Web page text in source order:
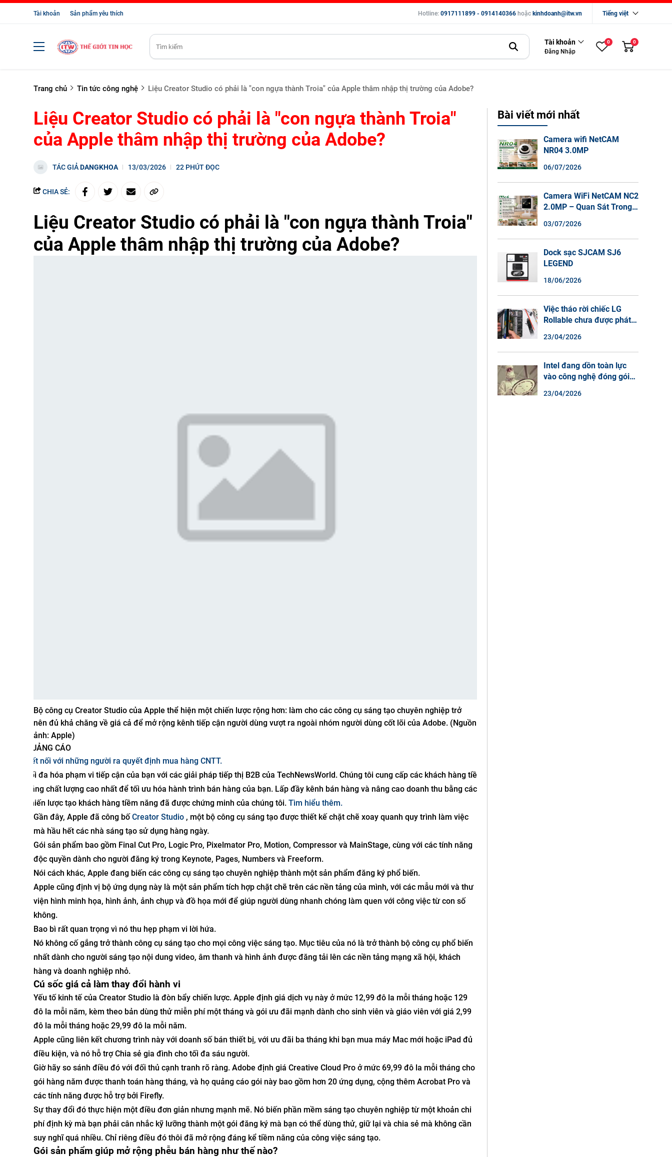
Tài khoản Sản phẩm yêu thích Hotline: 0917111899 - 0914140366 hoặc kinhdoanh@itw.vn Tiếng việt
Tài khoản
Đăng Nhập
0 0
Trang chủ Tin tức công nghệ Liệu Creator Studio có phải là "con ngựa thành Troia" của Apple thâm nhập thị trường của Adobe?
Liệu Creator Studio có phải là "con ngựa thành Troia"
của Apple thâm nhập thị trường của Adobe?
TÁC GIẢDANGKHOA 13/03/2026 22 PHÚT ĐỌC
CHIA SẺ:
Liệu Creator Studio có phải là "con ngựa thành Troia"
của Apple thâm nhập thị trường của Adobe?
Bộ công cụ Creator Studio của Apple thể hiện một chiến lược rộng hơn: làm cho các công cụ sáng tạo chuyên nghiệp trở
nên đủ khả chăng về giá cả để mở rộng kênh tiếp cận người dùng vượt ra ngoài nhóm người dùng cốt lõi của Adobe. (Nguồn
ảnh: Apple)
QUẢNG CÁO
Kết nối với những người ra quyết định mua hàng CNTT.
Tối đa hóa phạm vi tiếp cận của bạn với các giải pháp tiếp thị B2B của TechNewsWorld. Chúng tôi cung cấp các khách hàng tiềm
năng chất lượng cao nhất để tối ưu hóa hành trình bán hàng của bạn. Lấp đầy kênh bán hàng và nâng cao doanh thu bằng các
chiến lược tạo khách hàng tiềm năng đã được chứng minh của chúng tôi. Tìm hiểu thêm.
Gần đây, Apple đã công bốCreator Studio , một bộ công cụ sáng tạo được thiết kế chặt chẽ xoay quanh quy trình làm việc
mà hầu hết các nhà sáng tạo sử dụng hàng ngày.
Gói sản phẩm bao gồm Final Cut Pro, Logic Pro, Pixelmator Pro, Motion, Compressor và MainStage, cùng với các tính năng
độc quyền dành cho người đăng ký trong Keynote, Pages, Numbers và Freeform.
Nói cách khác, Apple đang biến các công cụ sáng tạo chuyên nghiệp thành một sản phẩm đăng ký phổ biến.
Apple cũng định vị bộ ứng dụng này là một sản phẩm tích hợp chặt chẽ trên các nền tảng của mình, với các mẫu mới và thư
viện hình minh họa, hình ảnh, ảnh chụp và đồ họa mới để giúp người dùng nhanh chóng làm quen với công việc từ con số
không.
Bao bì rất quan trọng vì nó thu hẹp phạm vi lời hứa.
Nó không cố gắng trở thành công cụ sáng tạo cho mọi công việc sáng tạo. Mục tiêu của nó là trở thành bộ công cụ phổ biến
nhất dành cho người sáng tạo nội dung video, âm thanh và hình ảnh được đăng tải lên các nền tảng mạng xã hội, khách
hàng và doanh nghiệp nhỏ.
Cú sốc giá cả làm thay đổi hành vi
Yếu tố kinh tế của Creator Studio là đòn bẩy chiến lược. Apple định giá dịch vụ này ở mức 12,99 đô la mỗi tháng hoặc 129
đô la mỗi năm, kèm theo bản dùng thử miễn phí một tháng và gói ưu đãi mạnh dành cho sinh viên và giáo viên với giá 2,99
đô la mỗi tháng hoặc 29,99 đô la mỗi năm.
Apple cũng liên kết chương trình này với doanh số bán thiết bị, với ưu đãi ba tháng khi bạn mua máy Mac mới hoặc iPad đủ
điều kiện, và nó hỗ trợ Chia sẻ gia đình cho tối đa sáu người.
Giờ hãy so sánh điều đó với đối thủ cạnh tranh rõ ràng. Adobe định giá Creative Cloud Pro ở mức 69,99 đô la mỗi tháng cho
gói hàng năm được thanh toán hàng tháng, và họ quảng cáo gói này bao gồm hơn 20 ứng dụng, cộng thêm Acrobat Pro và
các tính năng được hỗ trợ bởi Firefly.
Sự thay đổi đó thực hiện một điều đơn giản nhưng mạnh mẽ. Nó biến phần mềm sáng tạo chuyên nghiệp từ một khoản chi
phí định kỳ mà bạn phải cân nhắc kỹ lưỡng thành một gói đăng ký mà bạn có thể dùng thử, giữ lại và chia sẻ mà không cần
suy nghĩ quá nhiều. Chỉ riêng điều đó thôi đã mở rộng đáng kể tiềm năng của công việc sáng tạo.
Gói sản phẩm giúp mở rộng phễu bán hàng như thế nào?
Bài viết mới nhất
Camera wifi NetCAM
NR04 3.0MP
06/07/2026
Camera WiFi NetCAM NC2
2.0MP – Quan Sát Trong
Màu Ban Đêm, Đàm Thoại
2 Chiều
03/07/2026
Dock sạc SJCAM SJ6
LEGEND
18/06/2026
Việc tháo rời chiếc LG
Rollable chưa được phát
sao điện thoại màn hình
cuộn không phải là một xu
hướng.
23/04/2026
Intel đang dồn toàn lực
vào công nghệ đóng gói
23/04/2026